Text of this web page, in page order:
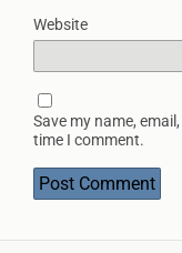
Website
Save my name,
time I comment.